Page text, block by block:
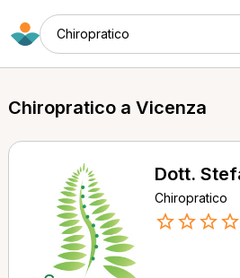
Chiropratico
Chiropratico a Vicenza
Dott.
Chiropratico